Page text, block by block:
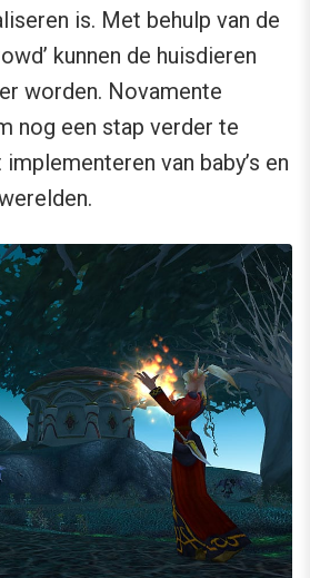
is. Met behulp van de
kunnen de huisdieren
worden. Novamente
nog een stap verder te
van baby’s en